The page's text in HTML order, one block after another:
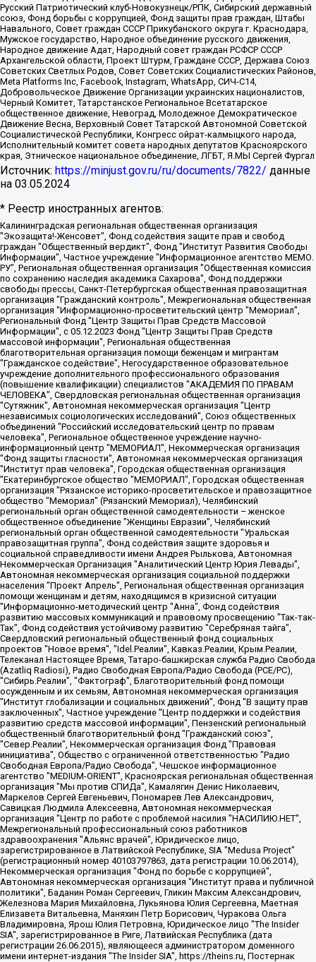
Русский Патриотический клуб-Новокузнецк/РПК, Сибирский державный
союз, Фонд борьбы с коррупцией, Фонд защиты прав граждан, Штабы
Навального, Совет граждан СССР Прикубанского округа г. Краснодара,
Мужское государство, Народное объединение русского движения,
Народное движение Адат, Народный совет граждан РСФСР СССР
Архангельской области, Проект Штурм, Граждане СССР, Держава Союз
Советских Светлых Родов, Совет Советских Социалистических Районов,
Meta Platforms Inc, Facebook, Instagram, WhatsApp, СИЧ-С14,
Добровольческое Движение Организации украинских националистов,
Черный Комитет, Татарстанское Региональное Всетатарское
общественное движение, Невоград, Молодежное Демократическое
Движение Весна, Верховный Совет Татарской Автономной Советской
Социалистической Республики, Конгресс ойрат-калмыцкого народа,
Исполнительный комитет совета народных депутатов Красноярского
края, Этническое национальное объединение, ЛГБТ, Я.МЫ Сергей Фургал
Источник: https://minjust.gov.ru/ru/documents/7822/ данные
на 03.05.2024
* Реестр иностранных агентов:
Калининградская региональная общественная организация "Экозащита!-Женсовет", Фонд содействия защите прав и свобод граждан "Общественный вердикт", Фонд "Институт Развития Свободы Информации", Частное учреждение "Информационное агентство МЕМО. РУ", Региональная общественная организация "Общественная комиссия по сохранению наследия академика Сахарова", Фонд поддержки свободы прессы, Санкт-Петербургская общественная правозащитная организация "Гражданский контроль", Межрегиональная общественная организация "Информационно-просветительский центр "Мемориал", Региональный Фонд "Центр Защиты Прав Средств Массовой Информации", с 05.12.2023 Фонд "Центр Защиты Прав Средств массовой информации", Региональная общественная благотворительная организация помощи беженцам и мигрантам "Гражданское содействие", Негосударственное образовательное учреждение дополнительного профессионального образования (повышение квалификации) специалистов "АКАДЕМИЯ ПО ПРАВАМ ЧЕЛОВЕКА", Свердловская региональная общественная организация "Сутяжник", Автономная некоммерческая организация "Центр независимых социологических исследований", Союз общественных объединений "Российский исследовательский центр по правам человека", Региональное общественное учреждение научно-информационный центр "МЕМОРИАЛ", Некоммерческая организация "Фонд защиты гласности", Автономная некоммерческая организация "Институт прав человека", Городская общественная организация "Екатеринбургское общество "МЕМОРИАЛ", Городская общественная организация "Рязанское историко-просветительское и правозащитное общество "Мемориал" (Рязанский Мемориал), Челябинский региональный орган общественной самодеятельности – женское общественное объединение "Женщины Евразии", Челябинский региональный орган общественной самодеятельности "Уральская правозащитная группа", Фонд содействия защите здоровья и социальной справедливости имени Андрея Рылькова, Автономная Некоммерческая Организация "Аналитический Центр Юрия Левады", Автономная некоммерческая организация социальной поддержки населения "Проект Апрель", Региональная общественная организация помощи женщинам и детям, находящимся в кризисной ситуации "Информационно-методический центр "Анна", Фонд содействия развитию массовых коммуникаций и правовому просвещению "Так-так-Так", Фонд содействия устойчивому развитию "Серебряная тайга", Свердловский региональный общественный фонд социальных проектов "Новое время", "Idel.Реалии", Кавказ.Реалии, Крым.Реалии, Телеканал Настоящее Время, Татаро-башкирская служба Радио Свобода (Azatliq Radiosi), Радио Свободная Европа/Радио Свобода (PCE/PC), "Сибирь.Реалии", "Фактограф", Благотворительный фонд помощи осужденным и их семьям, Автономная некоммерческая организация "Институт глобализации и социальных движений", Фонд "В защиту прав заключенных", Частное учреждение "Центр поддержки и содействия развитию средств массовой информации", Пензенский региональный общественный благотворительный фонд "Гражданский союз", "Север.Реалии", Некоммерческая организация Фонд "Правовая инициатива", Общество с ограниченной ответственностью "Радио Свободная Европа/Радио Свобода", Чешское информационное агентство "MEDIUM-ORIENT", Красноярская региональная общественная организация "Мы против СПИДа", Камалягин Денис Николаевич, Маркелов Сергей Евгеньевич, Пономарев Лев Александрович, Савицкая Людмила Алексеевна, Автономная некоммерческая организация "Центр по работе с проблемой насилия "НАСИЛИЮ.НЕТ", Межрегиональный профессиональный союз работников здравоохранения "Альянс врачей", Юридическое лицо, зарегистрированное в Латвийской Республике, SIA "Medusa Project" (регистрационный номер 40103797863, дата регистрации 10.06.2014), Некоммерческая организация "Фонд по борьбе с коррупцией", Автономная некоммерческая организация "Институт права и публичной политики", Баданин Роман Сергеевич, Гликин Максим Александрович, Железнова Мария Михайловна, Лукьянова Юлия Сергеевна, Маетная Елизавета Витальевна, Маняхин Петр Борисович, Чуракова Ольга Владимировна, Ярош Юлия Петровна, Юридическое лицо "The Insider SIA", зарегистрированное в Риге, Латвийская Республика (дата регистрации 26.06.2015), являющееся администратором доменного имени интернет-издания "The Insider SIA", https://theins.ru, Постернак Алексей Евгеньевич, Рубин Михаил Аркадьевич, Анин Роман Александрович, Юридическое лицо Istories fonds, зарегистрированное в Латвийской Республике (регистрационный номер 50008295751, дата регистрации 24.02.2020), Великовский Дмитрий Александрович, Долинина Ирина Николаевна, Мароховская Алеся Алексеевна, Шлейнов Роман Юрьевич, Шмагун Олеся Валентиновна, Общество с ограниченной ответственностью "Альтаир 2021", Общество с ограниченной ответственностью "Вега 2021", Общество с ограниченной ответственностью "Главный редактор 2021", Общество с ограниченной ответственностью "Ромашки монолит", Важенков Артем Валерьевич, Ивановская областная общественная организация "Центр гендерных исследований", Гурман Юрий Альбертович, Медиапроект "ОВД-Инфо", Егоров Владимир Владимирович, Жилинский Владимир Александрович, Общество с ограниченной ответственностью "ЗП", Иванова София Юрьевна, Карезина Инна Павловна, Кильтау Екатерина Викторовна, Петров Алексей Викторович, Пискунов Сергей Евгеньевич, Смирнов Сергей Сергеевич, Тихонов Михаил Сергеевич, Общество с ограниченной ответственностью "ЖУРНАЛИСТ-ИНОСТРАННЫЙ АГЕНТ", Арапова Галина Юрьевна, Вольтская Татьяна Анатольевна, Американская компания "Mason G.E.S. Anonymous Foundation" (США), являющаяся владельцем интернет-издания https://mnews.world/, Компания "Stichting Bellingcat", зарегистрированная в Нидерландах (дата регистрации 11.07.2018), Захаров Андрей Вячеславович, Клепиковская Екатерина Дмитриевна, Общество с ограниченной ответственностью "МЕМО", Перл Роман Александрович, Симонов Евгений Алексеевич, Соловьева Елена Анатольевна, Сотников Даниил Владимирович, Сурначева Елизавета Дмитриевна, Автономная некоммерческая организация по защите прав человека и информированию населения "Якутия – Наше Мнение", Общество с ограниченной ответственностью "Москоу диджитал медиа", с 26.01.2023 Общество с ограниченной ответственностью "Чайка Белые сады", Ветошкина Валерия Валерьевна, Заговора Максим Александрович, Межрегиональное общественное движение "Российская ЛГБТ - сеть", Оленичев Максим Владимирович, Павлов Иван Юрьевич, Скворцова Елена Сергеевна, Общество с ограниченной ответственностью "Как бы инагент", Кочетков Игорь Викторович, Общество с ограниченной ответственностью "Честные выборы", Еланчик Олег Александрович, Общество с ограниченной ответственностью "Нобелевский призыв", Гималова Регина Эмилевна, Григорьев Андрей Валерьевич, Григорьева Алина Александровна, Ассоциация по содействию защите прав призывников, альтернативнослужащих и военнослужащих "Правозащитная группа "Гражданин.Армия.Право", Хисамова Регина Фаритовна, Автономная некоммерческая организация по реализации социально-правовых программ "Лилит", Дальневосточное общественное движение "Маяк", Санкт-Петербургская ЛГБТ-инициативная группа "Выход", Инициативная группа ЛГБТ+ "Реверс", Алексеев Андрей Викторович, Бекбулатова Таисия Львовна, Беляев Иван Михайлович, Владыкина Елена Сергеевна, Гельман Марат Александрович, Никульшина Вероника Юрьевна, Толоконникова Надежда Андреевна, Шендерович Виктор Анатольевич, Общество с ограниченной ответственностью "Данное сообщение", Общество с ограниченной ответственностью Издательский дом "Новая глава", Айнбиндер Александра Александровна, Московский комьюнити-центр для ЛГБТ+инициатив, Благотворительный фонд развития филантропии, Deutsche Welle (Германия, Kurt-Schumacher-Strasse 3, 53113 Bonn), Борзунова Мария Михайловна, Воробьев Виктор Викторович, Голубева Анна Львовна, Константинова Алла Михайловна, Малкова Ирина Владимировна, Мурадов Мурад Абдулгалимович, Осетинская Елизавета Николаевна, Понасенков Евгений Николаевич, Ганапольский Матвей Юрьевич, Киселев Евгений Алексеевич, Борухович Ирина Григорьевна, Дремин Иван Тимофеевич, Дубровский Дмитрий Викторович, Красноярская региональная общественная организация поддержки и развития альтернативных образовательных технологий и межкультурных коммуникаций "ИНТЕРРА", Маяковская Екатерина Алексеевна, Фейгин Марк Захарович, Филимонов Андрей Викторович, Дзугкоева Регина Николаевна, Доброхотов Роман Александрович, Дудь Юрий Александрович, Елкин Сергей Владимирович, Кругликов Кирилл Игоревич, Сабунаева Мария Леонидовна, Семенов Алексей Владимирович, Шаинян Карен Багратович, Шульман Екатерина Михайловна, Асафьев Артур Валерьевич, Вахштайн Виктор Семенович, Венедиктов Алексей Алексеевич, Лушникова Екатерина Евгеньевна, Волков Леонид Михайлович, Невзоров Александр Глебович, Пархоменко Сергей Борисович, Сироткин Ярослав Николаевич, Кара-Мурза Владимир Владимирович, Баранова Наталья Владимировна, Гозман Леонид Яковлевич, Кагарлицкий Борис Юльевич, Климарев Михаил Валерьевич, Милов Владимир Станиславович, Автономная некоммерческая организация Краснодарский центр современного искусства "Типография", Моргенштерн Алишер Тагирович, Соболь Любовь Эдуардовна, Общество с ограниченной ответственностью "ЛИЗА НОРМ", Каспаров Гарри Кимович, Ходорковский Михаил Борисович, Общество с ограниченной ответственностью "Апрельские тезисы", Данилович Ирина Брониславовна, Кашин Олег Владимирович, Петров Николай Владимирович, Пивоваров Алексей Владимирович, Соколов Михаил Владимирович, Цветкова Юлия Владимировна, Чичваркин Евгений Александрович, Комитет против пыток/Команда против пыток, Общество с ограниченной ответственностью "Первый научный", Общество с ограниченной ответственностью "Вертолет и ко", Белоцерковская Вероника Борисовна, Кац Максим Евгеньевич, Лазарева Татьяна Юрьевна, Шаведдинов Руслан Табризович, Яшин Илья Валерьевич, Общество с ограниченной ответственностью "Иноагент ААВ", Алешковский Дмитрий Петрович, Альбац Евгения Марковна, Быков Дмитрий Львович, Галямина Юлия Евгеньевна, Лойко Сергей Леонидович, Мартынов Кирилл Константинович, Медведев Сергей Александрович, Крашенинников Федор Геннадиевич, Гордеева Катерина Вл